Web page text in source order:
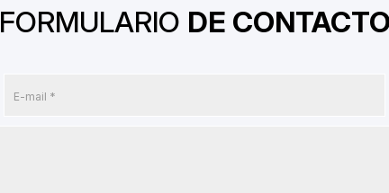
FORMULARIO DE